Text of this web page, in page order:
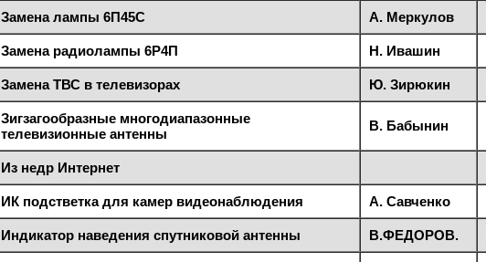
Замена лампы 6П45С А. Меркулов
Замена радиолампы 6Р4П Н. Ивашин
Замена ТВС в телевизорах Ю. Зирюкин
Зигзагообразные многодиапазонные
телевизионные антенны
В. Бабынин
Из недр Интернет
ИК подстветка для камер видеонаблюдения А. Савченко
Индикатор наведения спутниковой антенны В.ФЕДОРОВ.